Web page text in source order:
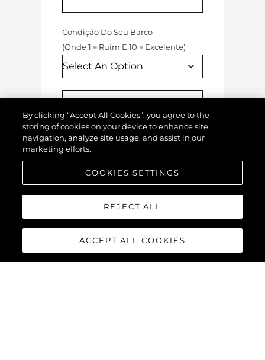
Condição Do Seu Barco
(Onde 1 = Ruim E 10 = Excelente)
SEUS DETALHES
By clicking “Accept All Cookies”, you agree to the
storing of cookies on your device to enhance site
navigation, analyze site usage, and assist in our
marketing efforts.
COOKIES SETTINGS
REJECT ALL
ACCEPT ALL COOKIES